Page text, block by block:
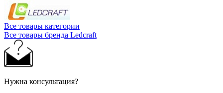
Все товары категории
Все товары бренда Ledcraft
Нужна консультация?